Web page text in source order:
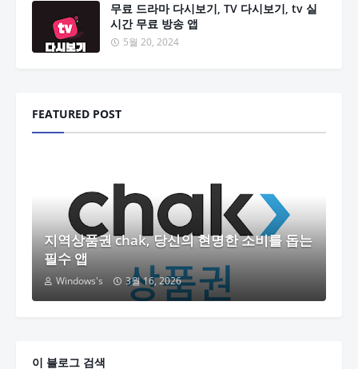
무료 드라마 다시보기, TV 다시보기, tv 실
시간 무료 방송 앱
5월 20, 2024
FEATURED POST
지역상품권 chak, 당신의 현명한 소비를 돕는
필수 앱
Windows's 3월 16, 2026
이 블로그 검색